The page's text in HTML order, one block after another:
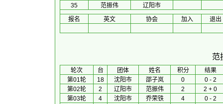
35
范振伟
辽阳市
报名
英文 协会 加入 退出
范
轮次 台 团体 姓名 积分
结果
第01轮
18 沈阳市 邵子岚 0
0 - 2
第02轮
2 辽阳市 范振伟 2
2 + 0
第03轮
4 沈阳市 乔荣铁 4
0 - 2